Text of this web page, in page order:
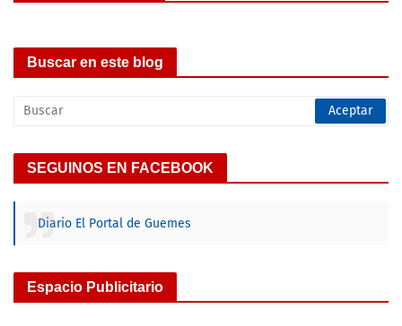
Buscar en este blog
SEGUINOS EN FACEBOOK
Diario El Portal de Guemes
Espacio Publicitario